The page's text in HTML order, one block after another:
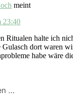
meint
23:40
Ritualen halte ich
Gulasch dort waren
habe wäre
…